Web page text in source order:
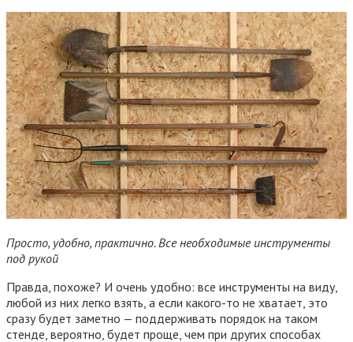
Просто, удобно, практично. Все необходимые инструменты
под рукой
Правда, похоже? И очень удобно: все инструменты на виду,
любой из них легко взять, а если какого-то не хватает, это
сразу будет заметно — поддерживать порядок на таком
стенде, вероятно, будет проще, чем при других способах